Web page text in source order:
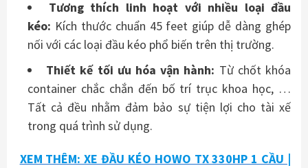
Tương thích linh hoạt với nhiều loại đầu
kéo: Kích thước chuẩn 45 feet giúp dễ dàng ghép
nối với các loại đầu kéo phổ biến trên thị trường.
Thiết kế tối ưu hóa vận hành: Từ chốt khóa
container chắc chắn đến bố trí trục khoa học, …
Tất cả đều nhằm đảm bảo sự tiện lợi cho tài xế
trong quá trình sử dụng.
XEM THÊM: XE ĐẦU KÉO HOWO TX 330HP 1 CẦU |